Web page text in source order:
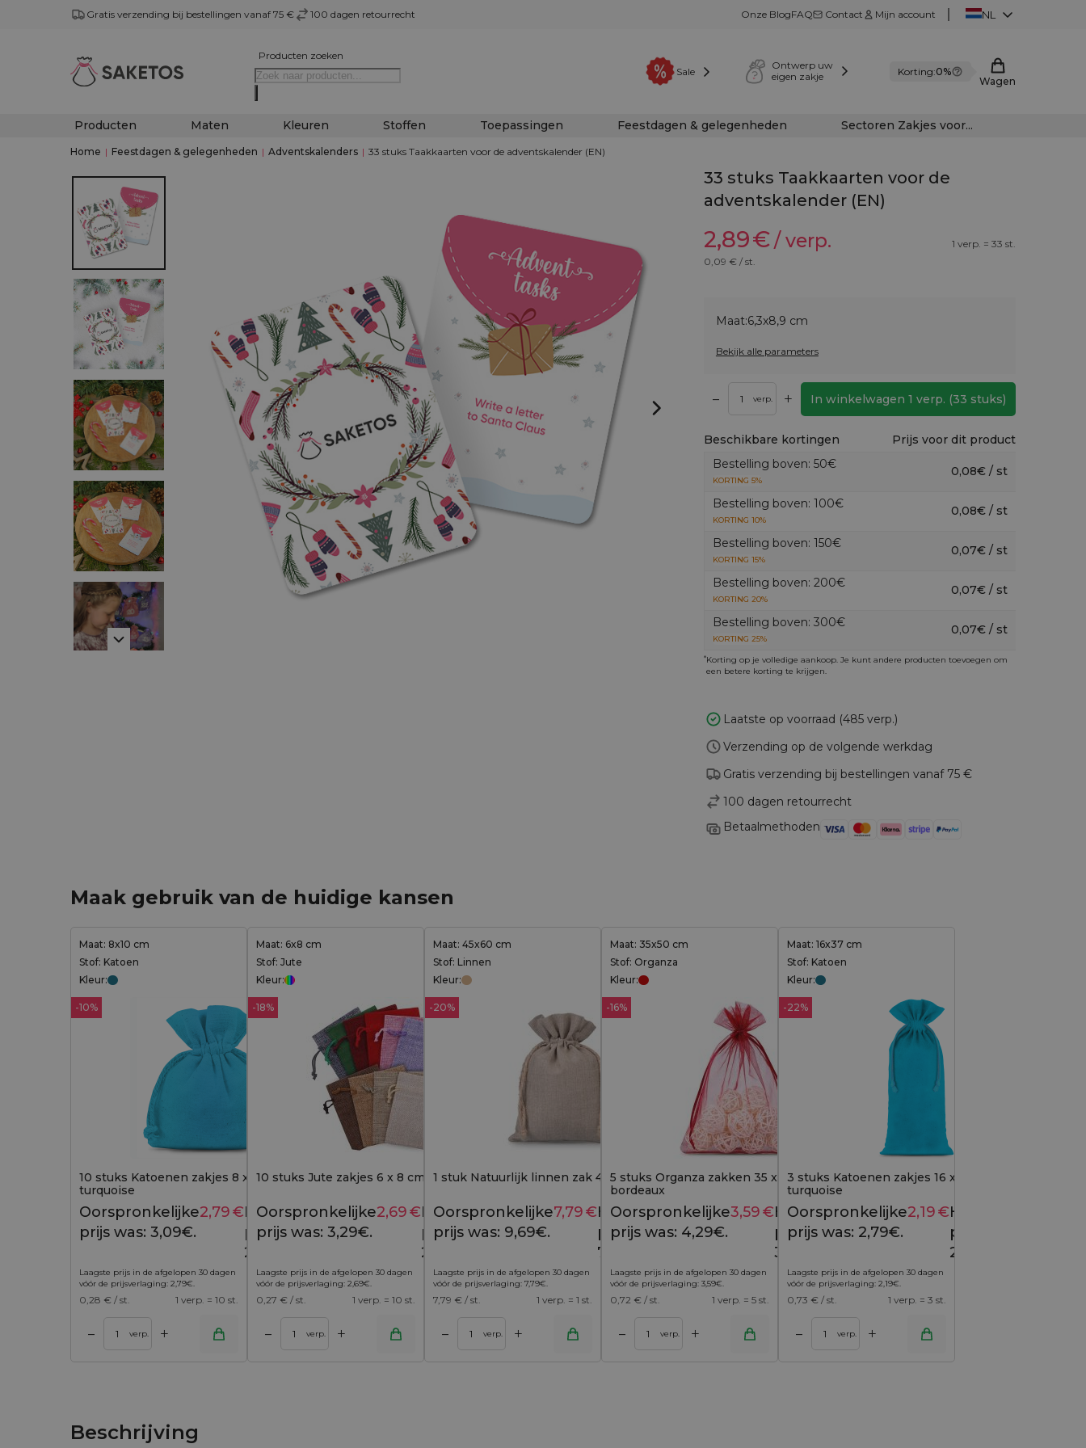
Gratis verzending bij bestellingen vanaf 75 € 100 dagen retourrecht Onze BlogFAQ Contact Mijn account NL
Producten zoeken
Sale
Ontwerp uw
eigen zakje
Korting:0%
Wagen
Producten Maten Kleuren Stoffen Toepassingen Feestdagen & gelegenheden Sectoren Zakjes voor...
Home | Feestdagen & gelegenheden | Adventskalenders | 33 stuks Taakkaarten voor de adventskalender (EN)
33 stuks Taakkaarten voor de
adventskalender (EN)
2,89€/ verp.
1 verp. = 33 st.
0,09 € / st.
Maat:6,3x8,9 cm
Bekijk alle parameters
– verp. + In winkelwagen 1 verp. (33 stuks)
Beschikbare kortingen
Prijs voor dit product
Bestelling boven: 50€
KORTING 5%
0,08€ / st
Bestelling boven: 100€
KORTING 10%
0,08€ / st
Bestelling boven: 150€
KORTING 15%
0,07€ / st
Bestelling boven: 200€
KORTING 20%
0,07€ / st
Bestelling boven: 300€
KORTING 25%
0,07€ / st
*Korting op je volledige aankoop. Je kunt andere producten toevoegen om
een betere korting te krijgen.
Laatste op voorraad (485 verp.)
Verzending op de volgende werkdag
Gratis verzending bij bestellingen vanaf 75 €
100 dagen retourrecht
Betaalmethoden
Maak gebruik van de huidige kansen
Maat: 8x10 cm
Stof: Katoen
Kleur:
-10%
10 stuks Katoenen zakjes 8 x 10 cm -
turquoise
3,09 €
Oorspronkelijke
prijs was: 3,09€.
2,79€Huidige
prijs is:
2,79€.
Laagste prijs in de afgelopen 30 dagen
vóór de prijsverlaging: 2,79€
0,28 € / st. 1 verp. = 10 st.
– verp. +
Maat: 6x8 cm
Stof: Jute
Kleur:
-18%
10 stuks Jute zakjes 6 x 8 cm - kleurenmix
3,29 €
Oorspronkelijke
prijs was: 3,29€.
2,69€Huidige
prijs is:
2,69€.
Laagste prijs in de afgelopen 30 dagen
vóór de prijsverlaging: 2,69€
0,27 € / st. 1 verp. = 10 st.
– verp. +
Maat: 45x60 cm
Stof: Linnen
Kleur:
-20%
1 stuk Natuurlijk linnen zak 45 x 60 cm
9,69 €
Oorspronkelijke
prijs was: 9,69€.
7,79€Huidige
prijs is:
7,79€.
Laagste prijs in de afgelopen 30 dagen
vóór de prijsverlaging: 7,79€
7,79 € / st. 1 verp. = 1 st.
– verp. +
Toevoegen aan winkelwagen
Maat: 35x50 cm
Stof: Organza
Kleur:
-16%
5 stuks Organza zakken 35 x 50 cm -
bordeaux
4,29 €
Oorspronkelijke
prijs was: 4,29€.
3,59€Huidige
prijs is:
3,59€.
Laagste prijs in de afgelopen 30 dagen
vóór de prijsverlaging: 3,59€
0,72 € / st. 1 verp. = 5 st.
– verp. +
Toevoegen aan winkelwagen
Maat: 16x37 cm
Stof: Katoen
Kleur:
-22%
3 stuks Katoenen zakjes 16 x 37 cm -
turquoise
Oorspronkelijke
prijs was: 2,79€.
2,19€Huidige
prijs is:
2,19€.
Laagste prijs in de afgelopen 30 dagen
vóór de prijsverlaging: 2,19€
0,73 € / st. 1 verp. = 3 st.
– verp. +
Toevoegen aan winkelwagen
Beschrijving